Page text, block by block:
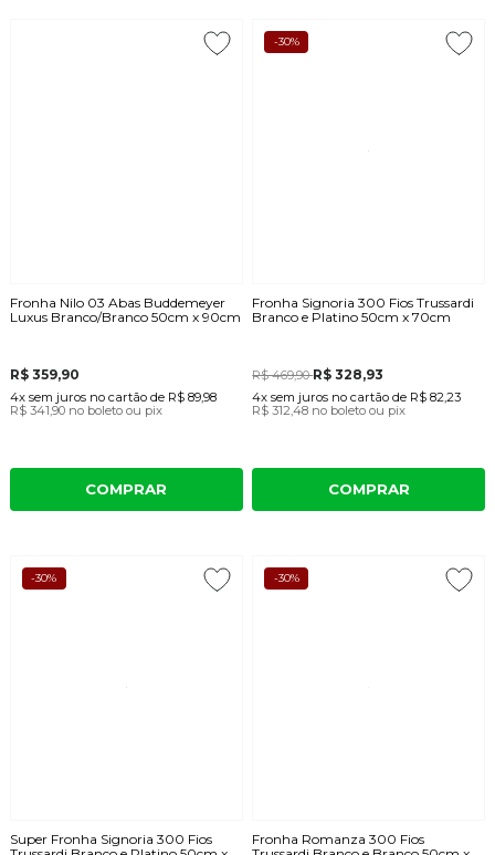
Fronha Nilo 03 Abas Buddemeyer
Luxus Branco/Branco 50cm x 90cm
R$ 359,90
4x sem juros no cartãode R$ 89,98
R$ 341,90 no boleto ou pix
COMPRAR
-30%
Fronha Signoria 300 Fios Trussardi
Branco e Platino 50cm x 70cm
R$ 469,90R$ 328,93
4x sem juros no cartão de R$ 82,23
R$ 312,48 no boleto ou pix
COMPRAR
-30%
Super Fronha Signoria 300 Fios
-30%
Fronha Romanza 300 Fios